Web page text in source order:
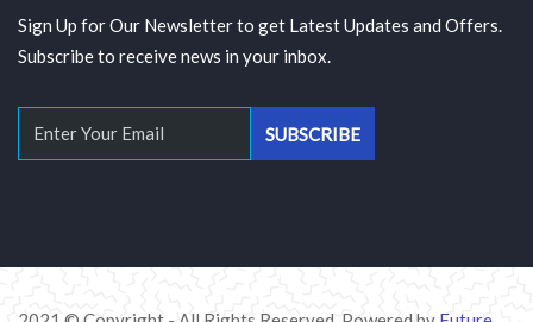
Sign Up for Our Newsletter to get Latest Updates and Offers.
Subscribe to receive news in your inbox.